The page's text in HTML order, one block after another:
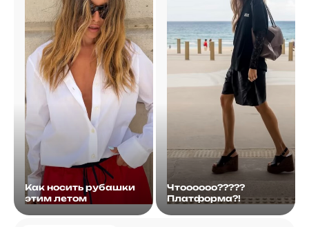
Как носить рубашки
этим летом
Чтоооооо?????
Платформа?!